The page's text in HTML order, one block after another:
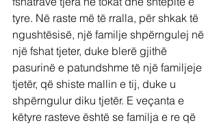
tyre. Në raste më të rralla, për shkak të
ngushtësisë, një familje shpërngulej në
një fshat tjeter, duke blerë gjithë
pasurinë e patundshme të një familjeje
tjetër, që shiste mallin e tij, duke u
shpërngulur diku tjetër. E veçanta e
këtyre rasteve është se familja e re që